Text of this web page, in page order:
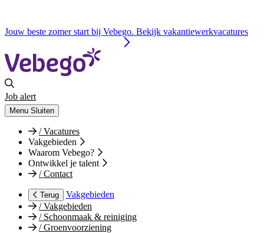
Jouw beste zomer start bij Vebego. Bekijk vakantiewerkvacatures
Job alert
Menu Sluiten
/Vacatures
Vakgebieden
Waarom Vebego?
Ontwikkel je talent
/Contact
Terug
Vakgebieden
/Vakgebieden
/Schoonmaak & reiniging
/Groenvoorziening